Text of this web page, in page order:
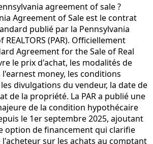
agreement of sale ?
Agreement of Sale est le contrat
publié par la Pennsylvania
(PAR). Officiellement
Agreement for the Sale of Real
le prix d'achat, les modalités de
money, les conditions
divulgations du vendeur, la date de
de la propriété. La PAR a publié une
de la condition hypothécaire
le 1er septembre 2025, ajoutant
option de financement qui clarifie
sur les achats au comptant